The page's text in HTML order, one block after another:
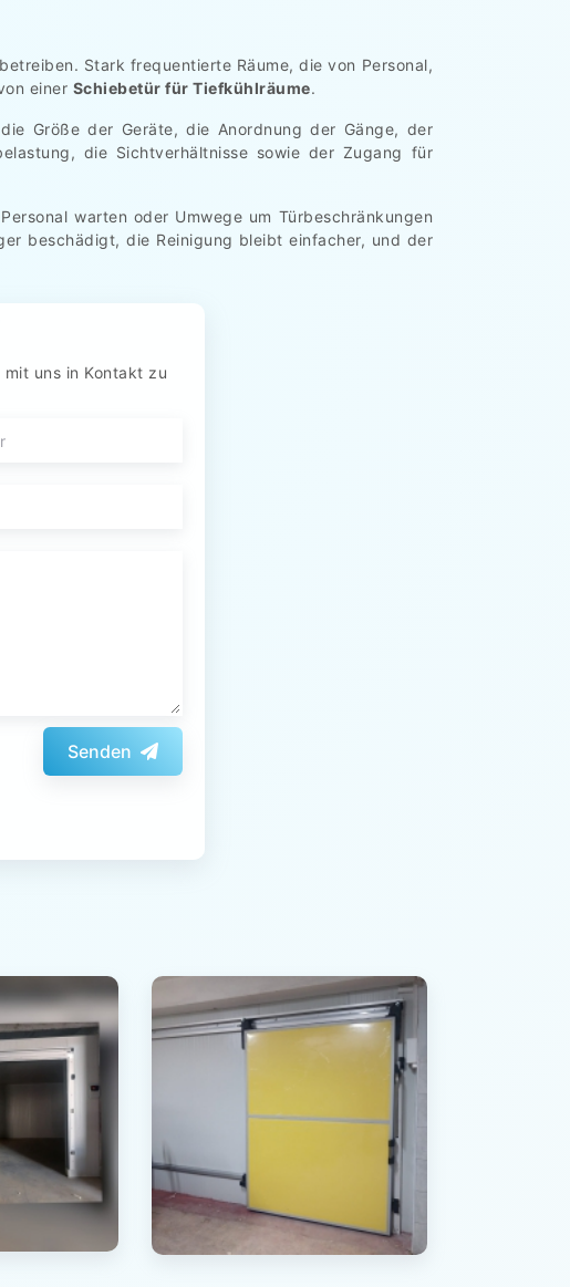
Stark frequentierte Räume, die von Personal,
einer Schiebetür für Tiefkühlräume.
Größe der Geräte, die Anordnung der Gänge, der
die Sichtverhältnisse sowie der Zugang für
warten oder Umwege um Türbeschränkungen
beschädigt, die Reinigung bleibt einfacher, und der
uns in Kontakt zu
Senden